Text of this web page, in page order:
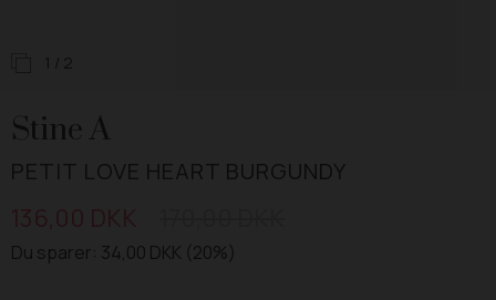
1 / 2
Stine A
PETIT LOVE HEART BURGUNDY
Du sparer: 34,00 DKK (20%)